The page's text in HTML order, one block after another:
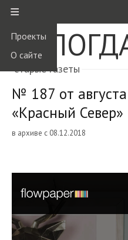
≡
Проекты
О сайте
старые газеты
№ 187 от
«Красный Север»
в архиве с 08.12.2018